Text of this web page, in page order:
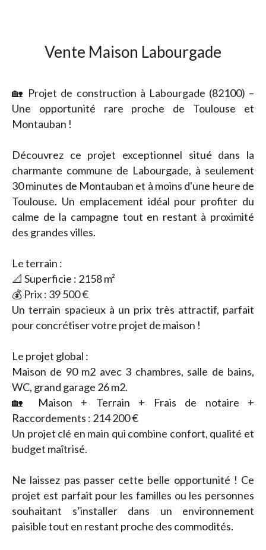
Vente Maison Labourgade
🏡 Projet de construction à Labourgade (82100) –
Une opportunité rare proche de Toulouse et
Montauban !
Découvrez ce projet exceptionnel situé dans la
charmante commune de Labourgade, à seulement
30 minutes de Montauban et à moins d'une heure de
Toulouse. Un emplacement idéal pour profiter du
calme de la campagne tout en restant à proximité
des grandes villes.
Le terrain :
📐 Superficie : 2158 m²
💰 Prix : 39 500 €
Un terrain spacieux à un prix très attractif, parfait
pour concrétiser votre projet de maison !
Le projet global :
Maison de 90 m2 avec 3 chambres, salle de bains,
WC, grand garage 26 m2.
🏡 Maison + Terrain + Frais de notaire +
Raccordements : 214 200 €
Un projet clé en main qui combine confort, qualité et
budget maîtrisé.
Ne laissez pas passer cette belle opportunité ! Ce
projet est parfait pour les familles ou les personnes
souhaitant s’installer dans un environnement
paisible tout en restant proche des commodités.